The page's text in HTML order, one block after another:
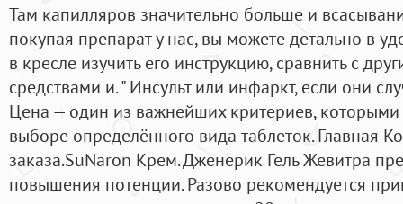
Там капилляров значительно больше и
покупая препарат у нас, вы можете детально в
в кресле изучить его инструкцию, сравнить с
средствами и. " Инсульт или инфаркт, если они
Цена — один из важнейших критериев,
выборе определённого вида таблеток. Главная
заказа.SuNaron Крем. Дженерик Гель Жевитра
повышения потенции. Разово рекомендуется